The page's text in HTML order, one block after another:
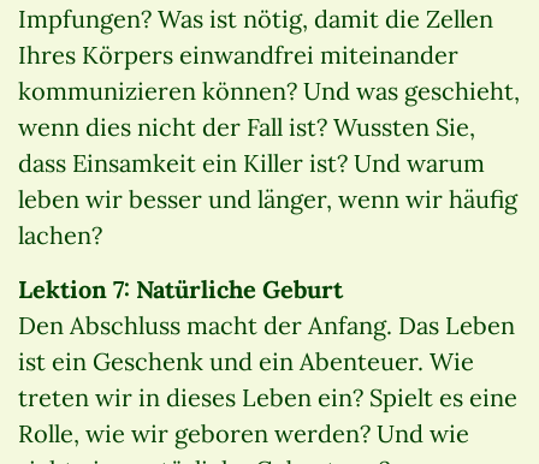
Impfungen? Was ist nötig, damit die Zellen
Ihres Körpers einwandfrei miteinander
kommunizieren können? Und was geschieht,
wenn dies nicht der Fall ist? Wussten Sie,
dass Einsamkeit ein Killer ist? Und warum
leben wir besser und länger, wenn wir häufig
lachen?
Lektion 7: Natürliche Geburt
Den Abschluss macht der Anfang. Das Leben
ist ein Geschenk und ein Abenteuer. Wie
treten wir in dieses Leben ein? Spielt es eine
Rolle, wie wir geboren werden? Und wie